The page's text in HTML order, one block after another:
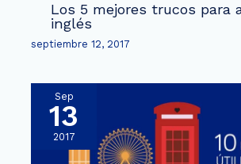
Los 5 mejores trucos para
inglés
septiembre 12, 2017
Sep
13
2017